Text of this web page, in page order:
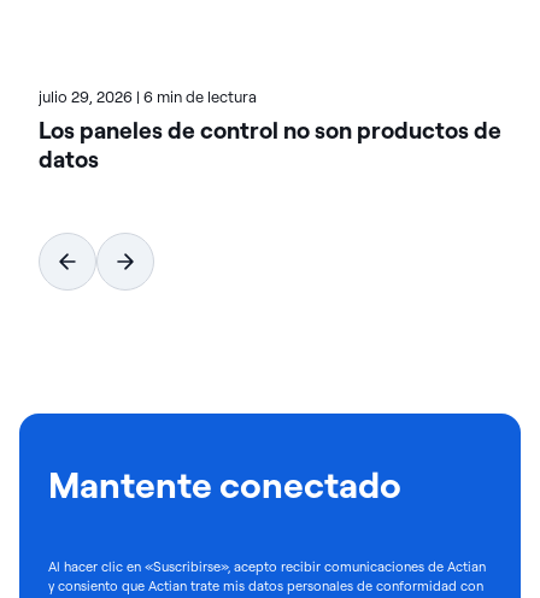
julio 29, 2026 | 6 min de lectura
Los paneles de control no son productos de
datos
Mantente conectado
Al hacer clic en «Suscribirse», acepto recibir comunicaciones de Actian
y consiento que Actian trate mis datos personales de conformidad con